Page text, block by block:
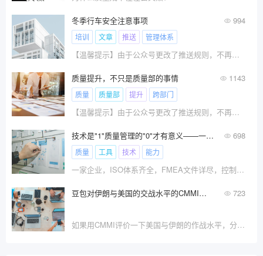
冬季行车安全注意事项 994
培训 文章 推送 管理体系
【温馨提示】由于公众号更改了推送规则，不再按照?
质量提升，不只是质量部的事情 1143
质量 质量部 提升 跨部门
【温馨提示】由于公众号更改了推送规则，不再按照?
技术是"1"质量管理的"0"才有意义——一个被忽视的质量本末之辨 698
质量 工具 技术 能力
一家企业，ISO体系齐全，FMEA文件详尽，控制图实时监
豆包对伊朗与美国的交战水平的CMMI评级结果！ 723
如果用CMMI评价一下美国与伊朗的作战水平，分别是什么级别呢？